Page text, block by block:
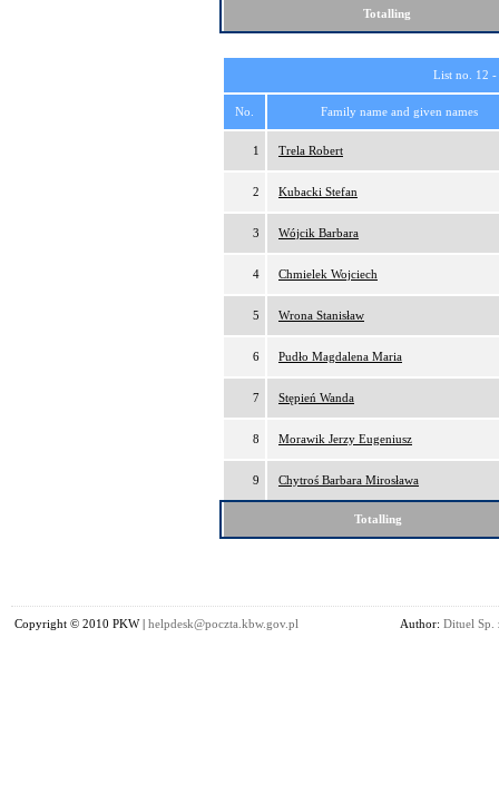
Totalling
List no. 12 -
No. Family name and given names
1 Trela Robert
2 Kubacki Stefan
3 Wójcik Barbara
4 Chmielek Wojciech
5 Wrona Stanisław
6 Pudło Magdalena Maria
7 Stępień Wanda
8 Morawik Jerzy Eugeniusz
9 Chytroś Barbara Mirosława
Totalling
Copyright © 2010 PKW | helpdesk@poczta.kbw.gov.pl Author: Dituel Sp.